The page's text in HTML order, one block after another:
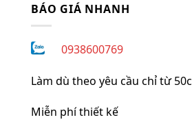
BÁO GIÁ NHANH
0938600769
Làm dù theo yêu cầu chỉ từ 50c
Miễn phí thiết kế